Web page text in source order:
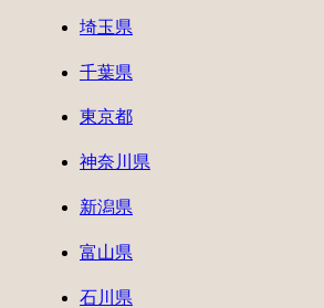
埼玉県
千葉県
東京都
神奈川県
新潟県
富山県
石川県